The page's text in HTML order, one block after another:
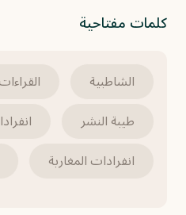
كلمات مفتاحية
الشاطبية
طيبة النشر
انفرادات المغاربة